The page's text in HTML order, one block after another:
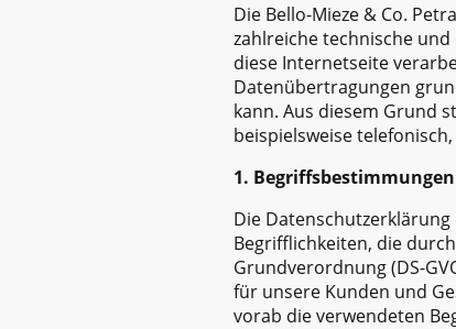
Die Bello-Mieze & Co.
zahlreiche technische
diese Internetseite
Datenübertragungen
kann. Aus diesem Grund
beispielsweise
1. Begriffsbestimmungen
Die Datenschutzerklärung
Begrifflichkeiten, die
Grundverordnung (DS-
für unsere Kunden und
vorab die verwendeten